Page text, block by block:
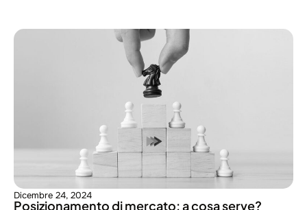
Dicembre 24, 2024
Posizionamento di mercato: a cosa serve?